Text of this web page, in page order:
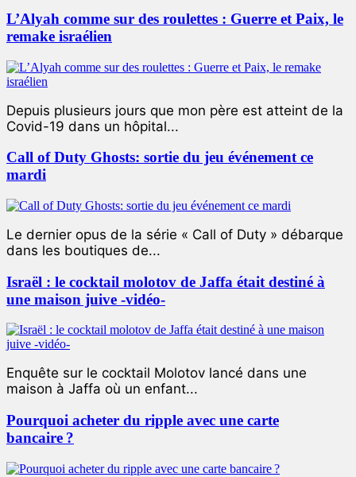
L’Alyah comme sur des roulettes : Guerre et Paix, le
remake israélien
Depuis plusieurs jours que mon père est atteint de la
Covid-19 dans un hôpital...
Call of Duty Ghosts: sortie du jeu événement ce
mardi
Le dernier opus de la série « Call of Duty » débarque
dans les boutiques de...
Israël : le cocktail molotov de Jaffa était destiné à
une maison juive -vidéo-
Enquête sur le cocktail Molotov lancé dans une
maison à Jaffa où un enfant...
Pourquoi acheter du ripple avec une carte
bancaire ?